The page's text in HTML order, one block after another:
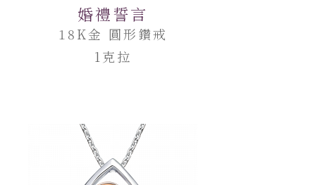
婚禮誓言
18K金 圓形鑽戒
1克拉